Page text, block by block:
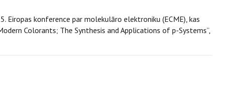
konference par molekulāro elektroniku (ECME), kas
Colorants; The Synthesis and Applications of p-Systems”,